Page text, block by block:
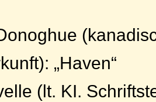
„Haven“
(lt. KI.